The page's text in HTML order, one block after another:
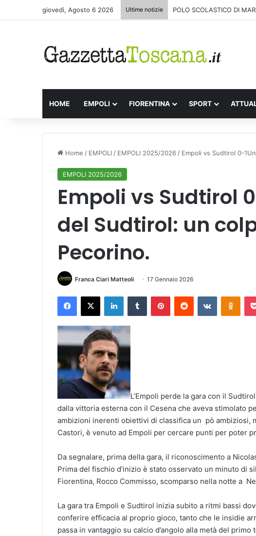
giovedì, Agosto 6 2026 Ultime notizie POLO SCOLASTICO DI
HOME EMPOLI FIORENTINA SPORT
Home / EMPOLI / EMPOLI 2025/2026 / Empoli vs Sudtirol 0-
EMPOLI 2025/2026
Empoli vs Sudtirol
del Sudtirol: un
Pecorino.
Franca Ciari Matteoli 17 Gennaio 2026
L’Empoli perde la gara con il
dalla vittoria esterna con il Cesena che aveva stimolato
ambizioni inerenti obiettivi di classifica un pò ambiziosi,
Castori, è venuto ad Empoli per cercare punti per poter
Da segnalare, prima della gara, il riconoscimento a
Prima del fischio d’inizio è stato osservato un minuto di
Fiorentina, Rocco Commisso, scomparso nella notte a
La gara tra Empoli e Sudtirol inizia subito a ritmi bassi
conferire efficacia al proprio gioco, tanto che le insidie
passa in vantaggio su calcio d’angolo alla metà del